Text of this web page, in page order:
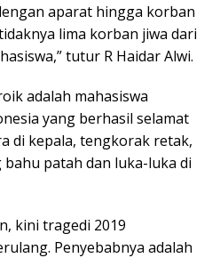
aparat hingga korban
lima korban jiwa dari
tutur R Haidar Alwi.
adalah mahasiswa
yang berhasil selamat
di kepala, tengkorak retak,
patah dan luka-luka di
kini tragedi 2019
Penyebabnya adalah